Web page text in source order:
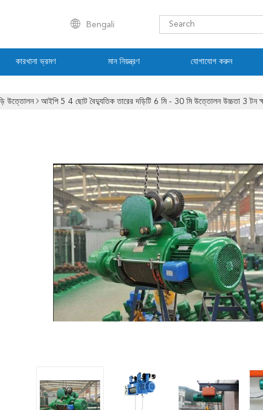
Bengali
কারখানা ভ্রমণ মান নিয়ন্ত্রণ যোগাযোগ করুন
উত্তোলন আইপি 5 4 ছোট বৈদ্যুতিক তারের দড়িটি 6 মি - 30 মি উত্তোলন উচ্চতা 3 টন